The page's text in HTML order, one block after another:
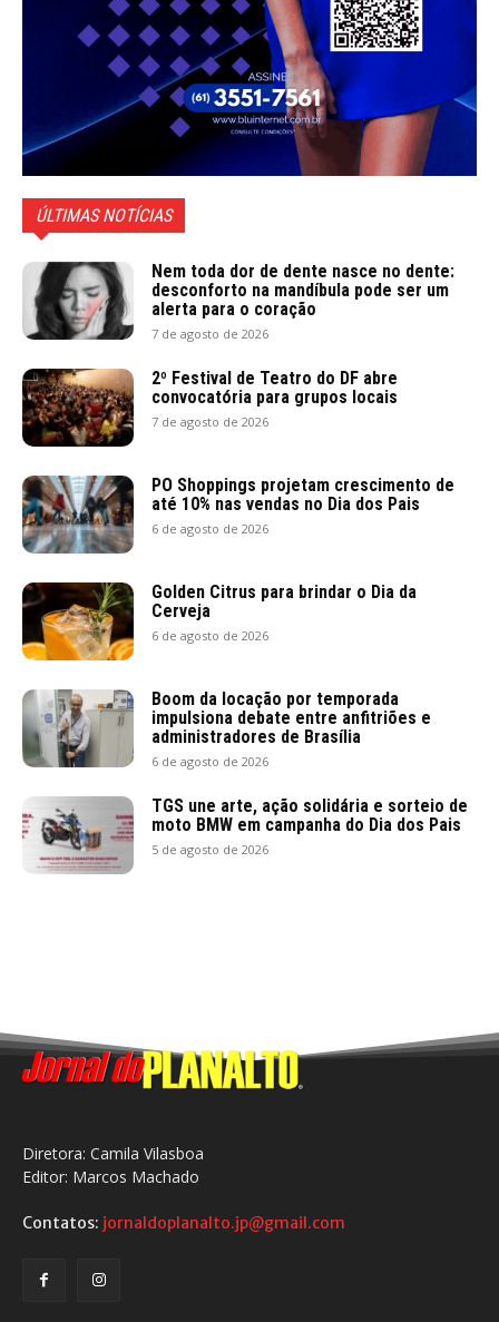
ÚLTIMAS NOTÍCIAS
Nem toda dor de dente nasce no dente:
desconforto na mandíbula pode ser um
alerta para o coração
7 de agosto de 2026
2º Festival de Teatro do DF abre
convocatória para grupos locais
7 de agosto de 2026
PO Shoppings projetam crescimento de
até 10% nas vendas no Dia dos Pais
6 de agosto de 2026
Golden Citrus para brindar o Dia da
Cerveja
6 de agosto de 2026
Boom da locação por temporada
impulsiona debate entre anfitriões e
administradores de Brasília
6 de agosto de 2026
TGS une arte, ação solidária e sorteio de
moto BMW em campanha do Dia dos Pais
5 de agosto de 2026
Diretora: Camila Vilasboa
Editor: Marcos Machado
Contatos: jornaldoplanalto.jp@gmail.com